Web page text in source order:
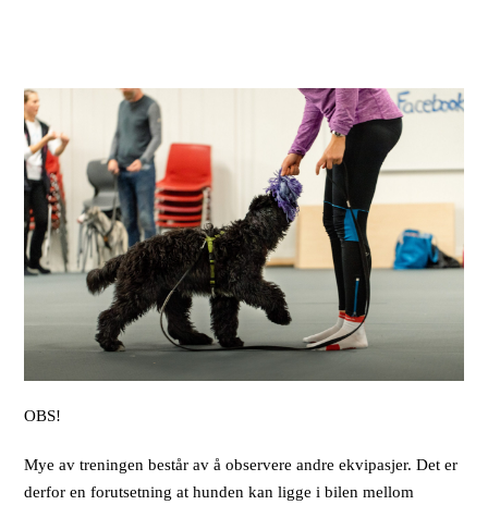
OBS!
Mye av treningen består av å observere andre ekvipasjer. Det er
derfor en forutsetning at hunden kan ligge i bilen mellom